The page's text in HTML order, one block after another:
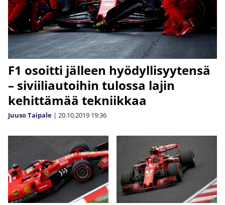
F1 osoitti jälleen hyödyllisyytensä
– siviiliautoihin tulossa lajin
kehittämää tekniikkaa
Juuso Taipale | 20.10.2019 19:36